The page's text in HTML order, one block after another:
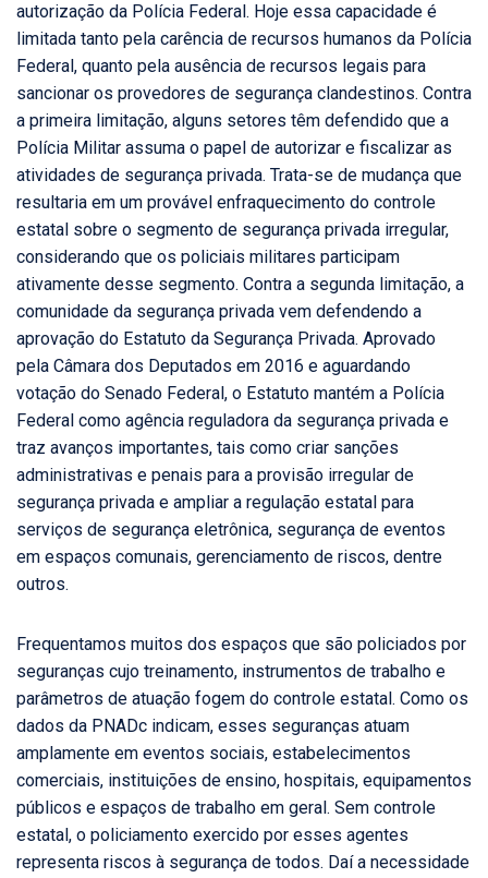
autorização da Polícia Federal. Hoje essa capacidade é
limitada tanto pela carência de recursos humanos da Polícia
Federal, quanto pela ausência de recursos legais para
sancionar os provedores de segurança clandestinos. Contra
a primeira limitação, alguns setores têm defendido que a
Polícia Militar assuma o papel de autorizar e fiscalizar as
atividades de segurança privada. Trata-se de mudança que
resultaria em um provável enfraquecimento do controle
estatal sobre o segmento de segurança privada irregular,
considerando que os policiais militares participam
ativamente desse segmento. Contra a segunda limitação, a
comunidade da segurança privada vem defendendo a
aprovação do Estatuto da Segurança Privada. Aprovado
pela Câmara dos Deputados em 2016 e aguardando
votação do Senado Federal, o Estatuto mantém a Polícia
Federal como agência reguladora da segurança privada e
traz avanços importantes, tais como criar sanções
administrativas e penais para a provisão irregular de
segurança privada e ampliar a regulação estatal para
serviços de segurança eletrônica, segurança de eventos
em espaços comunais, gerenciamento de riscos, dentre
outros.
Frequentamos muitos dos espaços que são policiados por
seguranças cujo treinamento, instrumentos de trabalho e
parâmetros de atuação fogem do controle estatal. Como os
dados da PNADc indicam, esses seguranças atuam
amplamente em eventos sociais, estabelecimentos
comerciais, instituições de ensino, hospitais, equipamentos
públicos e espaços de trabalho em geral. Sem controle
estatal, o policiamento exercido por esses agentes
representa riscos à segurança de todos. Daí a necessidade